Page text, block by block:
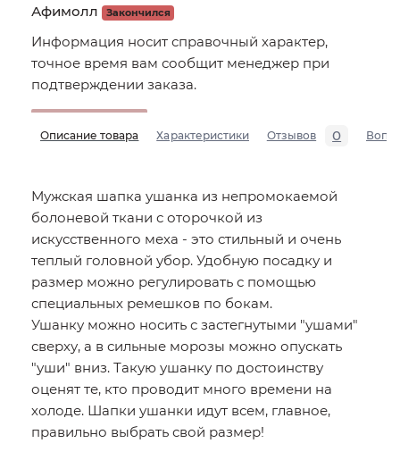
Афимолл Закончился
Информация носит справочный характер,
точное время вам сообщит менеджер при
подтверждении заказа.
Описание товара Характеристики Отзывов 0
Мужская шапка ушанка из непромокаемой
болоневой ткани с оторочкой из
искусственного меха - это стильный и очень
теплый головной убор. Удобную посадку и
размер можно регулировать с помощью
специальных ремешков по бокам.
Ушанку можно носить с застегнутыми "ушами"
сверху, а в сильные морозы можно опускать
"уши" вниз. Такую ушанку по достоинству
оценят те, кто проводит много времени на
холоде. Шапки ушанки идут всем, главное,
правильно выбрать свой размер!